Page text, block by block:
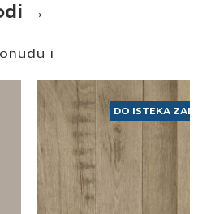
→
i
DO ISTEKA